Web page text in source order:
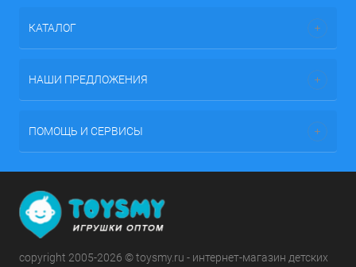
КАТАЛОГ
НАШИ ПРЕДЛОЖЕНИЯ
ПОМОЩЬ И СЕРВИСЫ
copyright 2005-2026 © toysmy.ru - интернет-магазин детских